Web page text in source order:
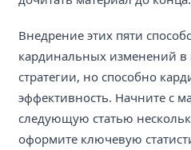
Внедрение этих пяти
кардинальных изменений в
стратегии, но способно
эффективность. Начните с
следующую статью
оформите ключевую